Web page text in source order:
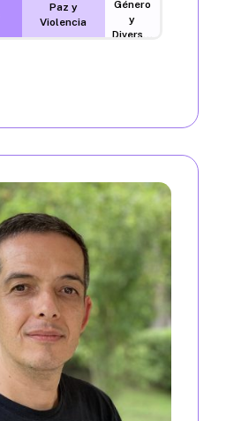
Paz y
Violencia
Género
y